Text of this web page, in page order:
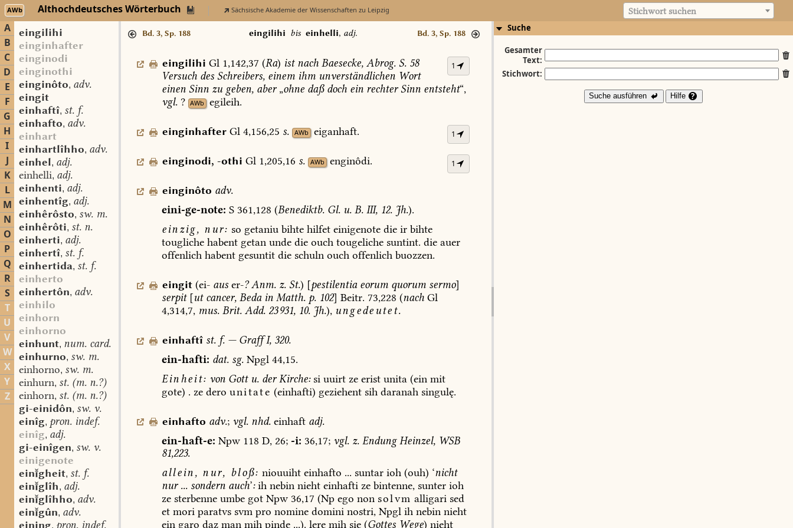
AWb Althochdeutsches Wörterbuch Sächsische Akademie der Wissenschaften zu Leipzig Stichwort suchen
A
B
C
D
E
F
G
H
I
J
K
L
M
N
O
P
Q
R
S
T
U
V
W
X
Y
Z
eingilihi
einginhafter
einginodi
einginothi
einginôto, adv.
eingit
einhaftî, st. f.
einhafto, adv.
einhart
einhartlîhho, adv.
einhel, adj.
einhelli, adj.
einhenti, adj.
einhentîg, adj.
einhêrôsto, sw. m.
einhêrôti, st. n.
einherti, adj.
einhertî, st. f.
einhertida, st. f.
einherto
einhertôn, adv.
einhilo
einhorn
einhorno
einhunt, num. card.
einhurno, sw. m.
einhorno, sw. m.
einhurn, st. (m. n.?)
einhorn, st. (m. n.?)
gi-einidôn, sw. v.
einîg, pron. indef.
einîg, adj.
gi-einîgen, sw. v.
einigenote
eingheit, st. f.
einglîh, adj.
einglîhho, adv.
eingûn, adv.
eining, pron. indef.
Bd. 3, Sp. 188 eingilihi bis einhelli, adj. Bd. 3, Sp. 188
1
eingilihi Gl 1,142,37 (Ra) istnach Baesecke, Abrog. S. 58
VersuchdesSchreibers,einemihm unverständlichenWort
einenSinnzugeben,aber„ohnedaßdoch einrechterSinnentsteht“,
vgl.? AWb egileih.
1
einginhafter Gl 4,156,25 s. AWb eiganhaft.
1
einginodi, -othi Gl 1,205,16 s. AWb enginôdi.
einginôto adv.
eini-ge-note: S361,128 (Benediktb.Gl.u.B.III, 12.Jh.).
einzig, nur: so getaniubihtehilfeteinigenotedie irbihte
touglichehabentgetanundedieouch tougelichesuntint. dieauer
offenlichhabentgesuntitdie schulnouchoffenlichbuozzen.
eingit (ei- aus er-?Anm. z. St.) [pestilentiaeorum quorum sermo]
serpit[utcancer,BedainMatth.p.102] Beitr. 73,228 (nachGl
4,314,7, mus.Brit.Add.23 931, 10.Jh.), ungedeutet.
einhaftî st. f. —GraffI, 320.
ein-hafti: dat.sg.Npgl44,15.
Einheit: von Gottu. derKirche:si uuirt ze erist unita (ein mit
gote) . zedero unitate (einhafti) geziehent sih daranah singulę.
einhafto adv.; vgl. nhd. einhaft adj.
ein-haft-e: Npw118 D,26; -i: 36,17; vgl.z.Endung Heinzel,WSB
81,223.
allein, nur, bloß: niouuihteinhafto ... suntarioh (ouh) ‘nicht
nur...sondernauch’:ihnebinnieht einhaftizebintenne,sunterioh
zesterbenneumbegot Npw36,17 (Npego non solvm alligari sed
etmori paratvssvmpro nominedomininostri,Npglih nebinnieht
eingaro dazmanmihpinde...). leremih sie(GottesWege) nieht
Suche
Gesamter
Text:
Stichwort:
Suche ausführen Hilfe